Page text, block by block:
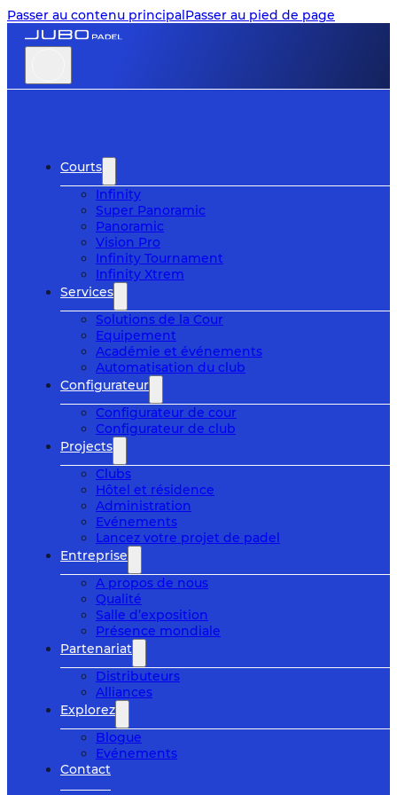
Passer au contenu principalPasser au pied de page
Courts
Infinity
Super Panoramic
Panoramic
Vision Pro
Infinity Tournament
Infinity Xtrem
Services
Solutions de la Cour
Equipement
Académie et événements
Automatisation du club
Configurateur
Configurateur de cour
Configurateur de club
Projects
Clubs
Hôtel et résidence
Administration
Evénements
Lancez votre projet de padel
Entreprise
A propos de nous
Qualité
Salle d’exposition
Présence mondiale
Partenariat
Distributeurs
Alliances
Explorez
Blogue
Evénements
Contact